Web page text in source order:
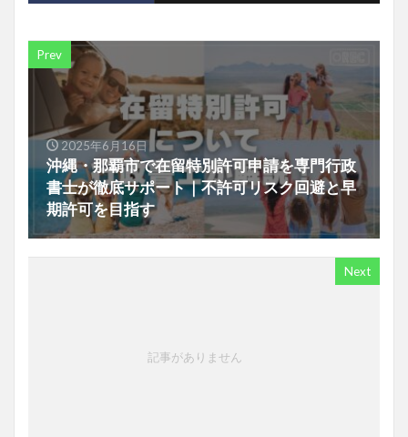
Prev
2025年6月16日
沖縄・那覇市で在留特別許可申請を専門行政
書士が徹底サポート｜不許可リスク回避と早
期許可を目指す
Next
記事がありません